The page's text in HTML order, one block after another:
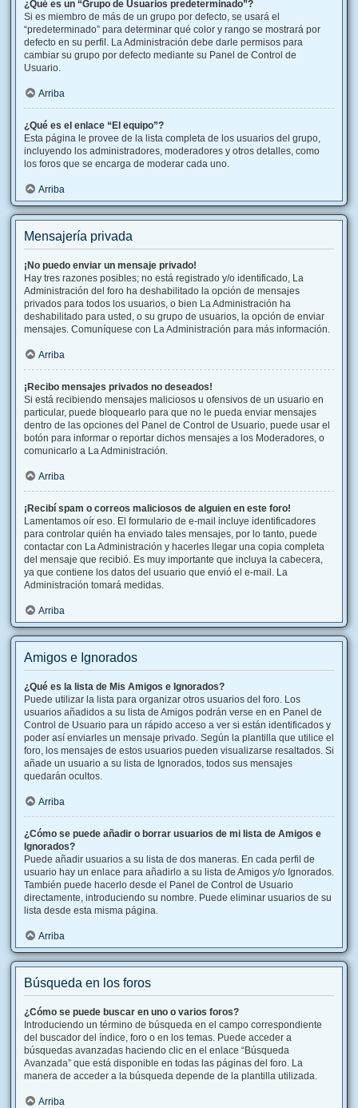
¿Qué es un “Grupo de Usuarios predeterminado”?
Si es miembro de más de un grupo por defecto, se usará el
“predeterminado” para determinar qué color y rango se mostrará por
defecto en su perfil. La Administración debe darle permisos para
cambiar su grupo por defecto mediante su Panel de Control de
Usuario.
Arriba
¿Qué es el enlace “El equipo”?
Esta página le provee de la lista completa de los usuarios del grupo,
incluyendo los administradores, moderadores y otros detalles, como
los foros que se encarga de moderar cada uno.
Arriba
Mensajería privada
¡No puedo enviar un mensaje privado!
Hay tres razones posibles; no está registrado y/o identificado, La
Administración del foro ha deshabilitado la opción de mensajes
privados para todos los usuarios, o bien La Administración ha
deshabilitado para usted, o su grupo de usuarios, la opción de enviar
mensajes. Comuníquese con La Administración para más información.
Arriba
¡Recibo mensajes privados no deseados!
Si está recibiendo mensajes maliciosos u ofensivos de un usuario en
particular, puede bloquearlo para que no le pueda enviar mensajes
dentro de las opciones del Panel de Control de Usuario, puede usar el
botón para informar o reportar dichos mensajes a los Moderadores, o
comunicarlo a La Administración.
Arriba
¡Recibí spam o correos maliciosos de alguien en este foro!
Lamentamos oír eso. El formulario de e-mail incluye identificadores
para controlar quién ha enviado tales mensajes, por lo tanto, puede
contactar con La Administración y hacerles llegar una copia completa
del mensaje que recibió. Es muy importante que incluya la cabecera,
ya que contiene los datos del usuario que envió el e-mail. La
Administración tomará medidas.
Arriba
Amigos e Ignorados
¿Qué es la lista de Mis Amigos e Ignorados?
Puede utilizar la lista para organizar otros usuarios del foro. Los
usuarios añadidos a su lista de Amigos podrán verse en en Panel de
Control de Usuario para un rápido acceso a ver si están identificados y
poder así enviarles un mensaje privado. Según la plantilla que utilice el
foro, los mensajes de estos usuarios pueden visualizarse resaltados. Si
añade un usuario a su lista de Ignorados, todos sus mensajes
quedarán ocultos.
Arriba
¿Cómo se puede añadir o borrar usuarios de mi lista de Amigos e
Ignorados?
Puede añadir usuarios a su lista de dos maneras. En cada perfil de
usuario hay un enlace para añadirlo a su lista de Amigos y/o Ignorados.
También puede hacerlo desde el Panel de Control de Usuario
directamente, introduciendo su nombre. Puede eliminar usuarios de su
lista desde esta misma página.
Arriba
Búsqueda en los foros
¿Cómo se puede buscar en uno o varios foros?
Introduciendo un término de búsqueda en el campo correspondiente
del buscador del índice, foro o en los temas. Puede acceder a
búsquedas avanzadas haciendo clic en el enlace “Búsqueda
Avanzada” que está disponible en todas las páginas del foro. La
manera de acceder a la búsqueda depende de la plantilla utilizada.
Arriba